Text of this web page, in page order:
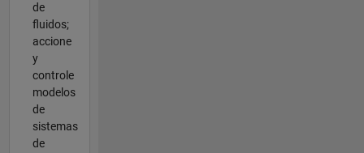
de
fluidos;
accione
y
controle
modelos
de
sistemas
de